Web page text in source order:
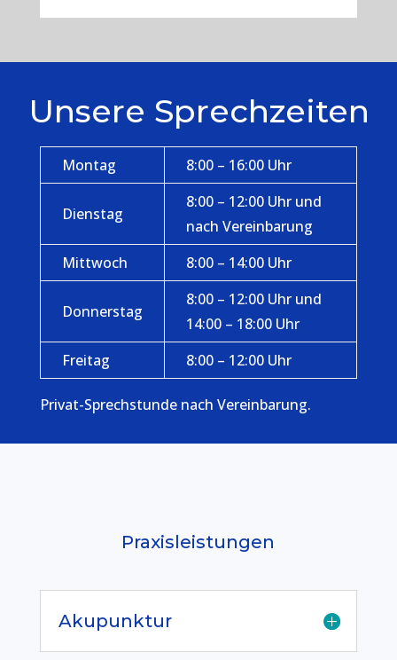
Unsere Sprechzeiten
Montag 8:00 – 16:00 Uhr
Dienstag
8:00 – 12:00 Uhr und
nach Vereinbarung
Mittwoch
8:00 – 14:00 Uhr
Donnerstag
8:00 – 12:00 Uhr und
14:00 – 18:00 Uhr
Freitag
8:00 – 12:00 Uhr
Privat-Sprechstunde nach Vereinbarung.
Praxisleistungen
Akupunktur